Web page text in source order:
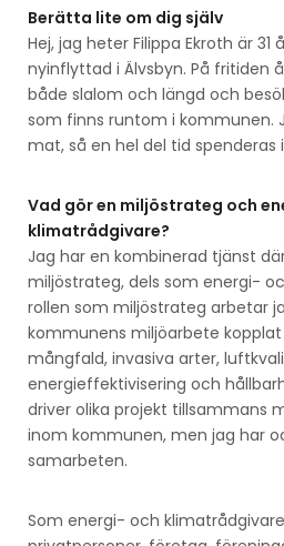
Berätta lite om dig själv
Hej, jag heter Filippa Ekroth är
nyinflyttad i Älvsbyn. På fritiden
både slalom och längd och
som finns runtom i kommunen.
mat, så en hel del tid spenderas
Vad gör en miljöstrateg och
klimatrådgivare?
Jag har en kombinerad tjänst
miljöstrateg, dels som energi-
rollen som miljöstrateg arbetar
kommunens miljöarbete
mångfald, invasiva arter,
energieffektivisering och
driver olika projekt tillsammans
inom kommunen, men jag har
samarbeten.
Som energi- och